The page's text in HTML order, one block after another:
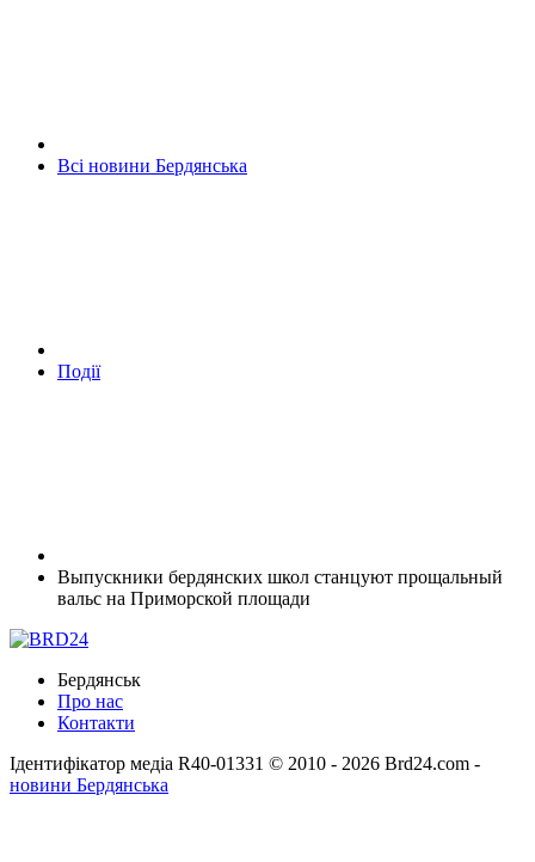
Всі новини Бердянська
Події
Выпускники бердянских школ станцуют прощальный
вальс на Приморской площади
Бердянськ
Про нас
Контакти
Ідентифікатор медіа R40-01331 © 2010 - 2026 Brd24.com -
новини Бердянська